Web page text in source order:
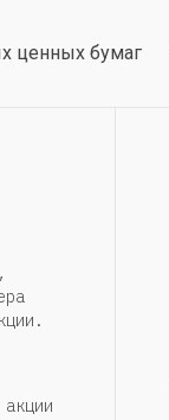
ценных бумаг